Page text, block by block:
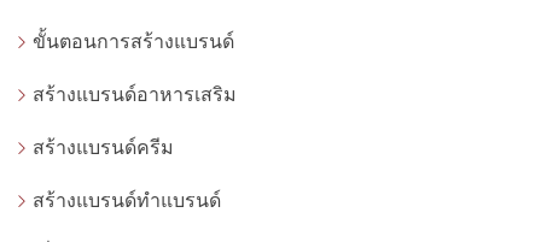
ขั้นตอนการสร้างแบรนด์
สร้างแบรนด์อาหารเสริม
สร้างแบรนด์ครีม
สร้างแบรนด์ทำแบรนด์